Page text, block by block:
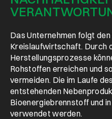
Das Unternehmen folgt
Kreislaufwirtschaft. Durch
Herstellungsprozesse
Rohstoffen erreichen und
vermeiden. Die im Laufe
entstehenden
Bioenergiebrennstoff und
verwendet werden.